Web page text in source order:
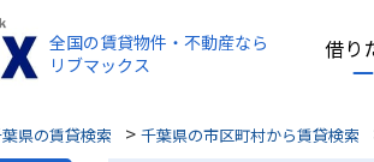
全国の賃貸物件・不動産なら
リブマックス
借り
県の賃貸検索 > 千葉県の市区町村から賃貸検索